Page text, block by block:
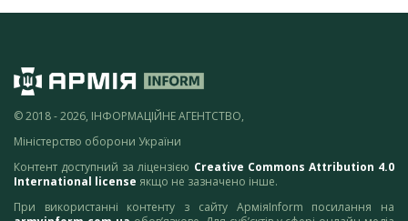
© 2018 - 2026, ІНФОРМАЦІЙНЕ АГЕНТСТВО,
Міністерство оборони України
Контент доступний за ліцензією Creative Commons Attribution 4.0
International license якщо не зазначено інше.
При використанні контенту з сайту АрміяInform посилання на